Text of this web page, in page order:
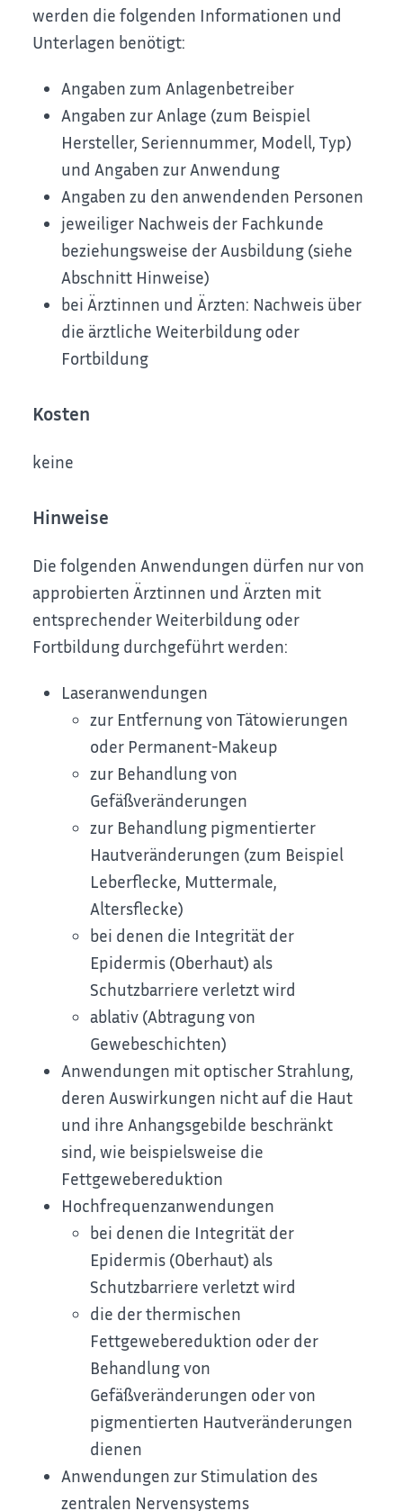
werden die folgenden Informationen und
Unterlagen benötigt:
Angaben zum Anlagenbetreiber
Angaben zur Anlage (zum Beispiel
Hersteller, Seriennummer, Modell, Typ)
und Angaben zur Anwendung
Angaben zu den anwendenden Personen
jeweiliger Nachweis der Fachkunde
beziehungsweise der Ausbildung (siehe
Abschnitt Hinweise)
bei Ärztinnen und Ärzten: Nachweis über
die ärztliche Weiterbildung oder
Fortbildung
Kosten
keine
Hinweise
Die folgenden Anwendungen dürfen nur von
approbierten Ärztinnen und Ärzten mit
entsprechender Weiterbildung oder
Fortbildung durchgeführt werden:
Laseranwendungen
zur Entfernung von Tätowierungen
oder Permanent-Makeup
zur Behandlung von
Gefäßveränderungen
zur Behandlung pigmentierter
Hautveränderungen (zum Beispiel
Leberflecke, Muttermale,
Altersflecke)
bei denen die Integrität der
Epidermis (Oberhaut) als
Schutzbarriere verletzt wird
ablativ (Abtragung von
Gewebeschichten)
Anwendungen mit optischer Strahlung,
deren Auswirkungen nicht auf die Haut
und ihre Anhangsgebilde beschränkt
sind, wie beispielsweise die
Fettgewebereduktion
Hochfrequenzanwendungen
bei denen die Integrität der
Epidermis (Oberhaut) als
Schutzbarriere verletzt wird
die der thermischen
Fettgewebereduktion oder der
Behandlung von
Gefäßveränderungen oder von
pigmentierten Hautveränderungen
dienen
Anwendungen zur Stimulation des
zentralen Nervensystems